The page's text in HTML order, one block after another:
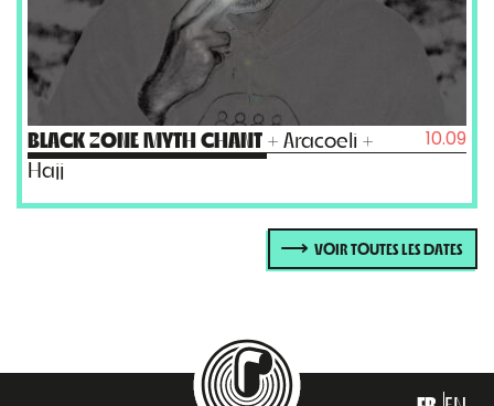
BLACK ZONE MYTH CHANT + Aracoeli +
Hajj
10.09
VOIR TOUTES LES DATES